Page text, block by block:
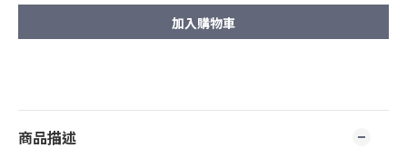
加入購物車
商品描述